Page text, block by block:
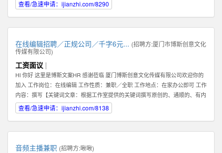
查看/急速申请：ijianzhi.com/8290
在线编辑招聘／正规公司／千字6元... (招聘方:厦门市博斯创意文化
传媒有限公司)
工资面议 |
HI 你好 这里是博斯文案HR 感谢莅临 厦门博斯创意文化传媒有限公司欢迎你的
加入 工作岗位：在线编辑 工作性质：兼职／全职 工作地点：在家办公即可 工作
内容：撰写【关键词文章：根据工作室提供的关键词撰写原创的、通顺的、有内
容的文章】 文章要求：质量一般，重点要求原创（不可复制网络文章）、通
顺。 编辑薪资：稿酬制。【6元／1000字】 非诚勿扰。考虑清楚自己是否合
查看/急速申请：ijianzhi.com/8138
音频主播兼职 (招聘方:啾啾)